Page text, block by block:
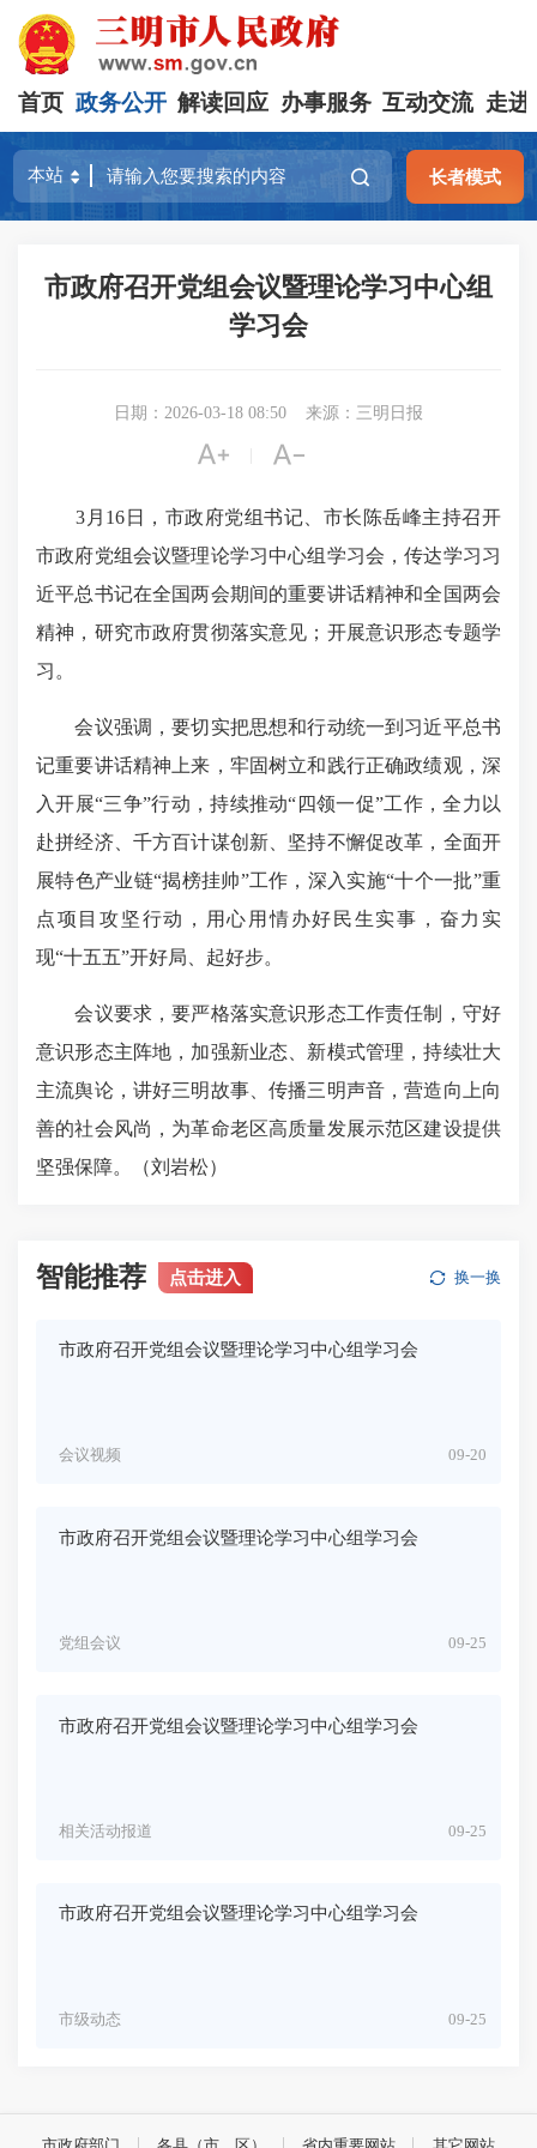
首页 政务公开 解读回应 办事服务 互动交流 走进
长者模式
市政府召开党组会议暨理论学习中心组
学习会
日期：2026-03-18 08:50 来源：三明日报
 
3月16日，市政府党组书记、市长陈岳峰主持召开
市政府党组会议暨理论学习中心组学习会，传达学习习
近平总书记在全国两会期间的重要讲话精神和全国两会
精神，研究市政府贯彻落实意见；开展意识形态专题学
习。
会议强调，要切实把思想和行动统一到习近平总书
记重要讲话精神上来，牢固树立和践行正确政绩观，深
入开展“三争”行动，持续推动“四领一促”工作，全力以
赴拼经济、千方百计谋创新、坚持不懈促改革，全面开
展特色产业链“揭榜挂帅”工作，深入实施“十个一批”重
点项目攻坚行动，用心用情办好民生实事，奋力实
现“十五五”开好局、起好步。
会议要求，要严格落实意识形态工作责任制，守好
意识形态主阵地，加强新业态、新模式管理，持续壮大
主流舆论，讲好三明故事、传播三明声音，营造向上向
善的社会风尚，为革命老区高质量发展示范区建设提供
坚强保障。（刘岩松）
智能推荐 点击进入 换一换
市政府召开党组会议暨理论学习中心组学习会
09-20
会议视频
市政府召开党组会议暨理论学习中心组学习会
09-25
党组会议
市政府召开党组会议暨理论学习中心组学习会
09-25
相关活动报道
市政府召开党组会议暨理论学习中心组学习会
09-25
市级动态